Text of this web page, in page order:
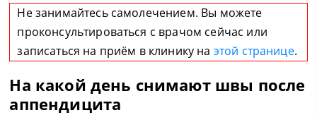
Не занимайтесь самолечением. Вы можете
проконсультироваться с врачом сейчас или
записаться на приём в клинику на этой странице.
На какой день снимают швы после
аппендицита